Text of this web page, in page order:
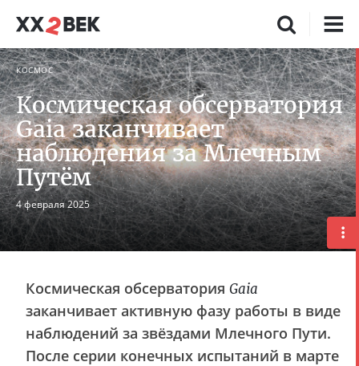
КОСМОС
Космическая обсерватория
Gaia заканчивает
наблюдения за Млечным
Путём
4 февраля 2025
Космическая обсерватория Gaia
заканчивает активную фазу работы в виде
наблюдений за звёздами Млечного Пути.
После серии конечных испытаний в марте